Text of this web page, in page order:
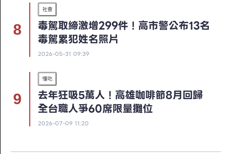
社會
毒駕取締激增299件！高市警公布13名
毒駕累犯姓名照片
2026-05-31 09:39
懂吃
去年狂吸5萬人！高雄咖啡節8月回歸
全台職人爭60席限量攤位
2026-07-09 11:20